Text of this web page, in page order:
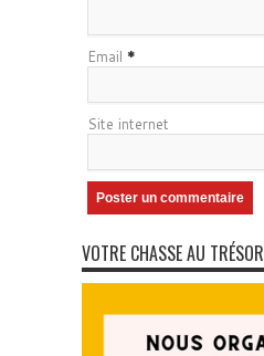
Email *
Site internet
VOTRE CHASSE AU TRÉSOR